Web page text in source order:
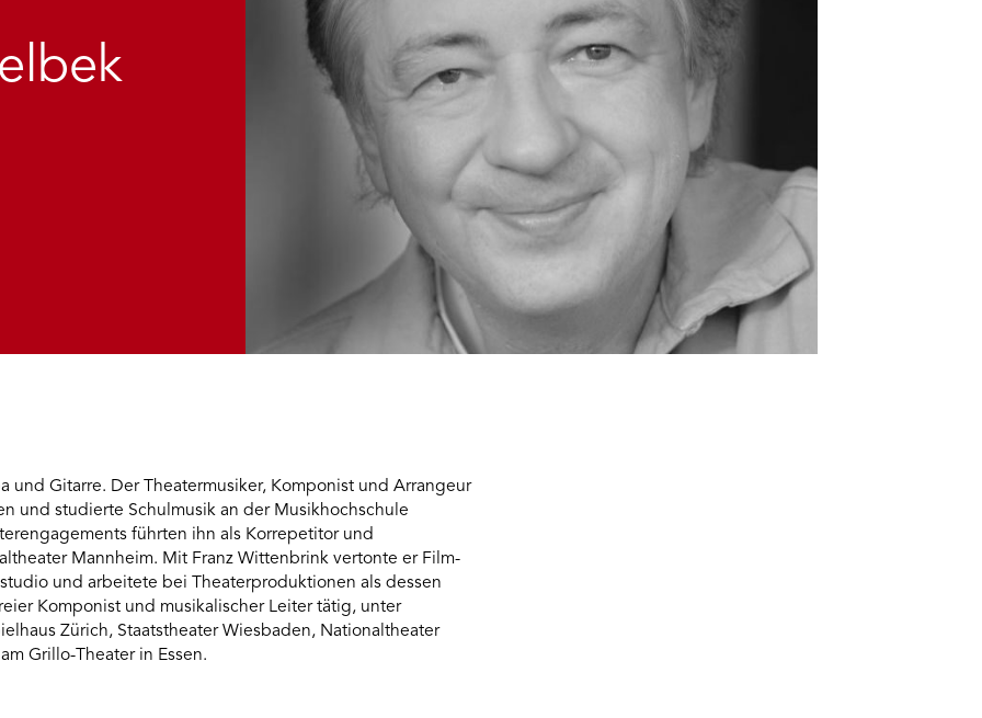
und Gitarre. Der Theatermusiker, Komponist und Arrangeur
und studierte Schulmusik an der Musikhochschule
führten ihn als Korrepetitor und
Mannheim. Mit Franz Wittenbrink vertonte er Film-
und arbeitete bei Theaterproduktionen als dessen
Komponist und musikalischer Leiter tätig, unter
Zürich, Staatstheater Wiesbaden, Nationaltheater
Grillo-Theater in Essen.